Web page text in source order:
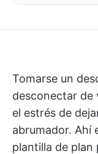
Tomarse un
desconectar de
el estrés de
abrumador. Ahí
plantilla de plan